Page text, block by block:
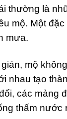
thường là
mộ. Một
mưa.
mộ
nhau tạo
các mảng
thấm nước